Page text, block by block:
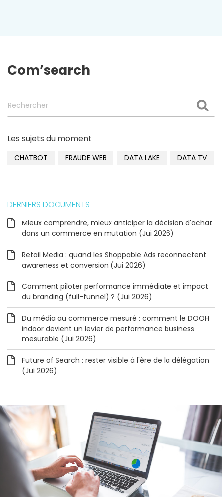
Com’search
Les sujets du moment
CHATBOT FRAUDE WEB DATA LAKE DATA TV
DERNIERS DOCUMENTS
Mieux comprendre, mieux anticiper la décision d'achat
dans un commerce en mutation (Jui 2026)
Retail Media : quand les Shoppable Ads reconnectent
awareness et conversion (Jui 2026)
Comment piloter performance immédiate et impact
du branding (full-funnel) ? (Jui 2026)
Du média au commerce mesuré : comment le DOOH
indoor devient un levier de performance business
mesurable (Jui 2026)
Future of Search : rester visible à l'ère de la délégation
(Jui 2026)